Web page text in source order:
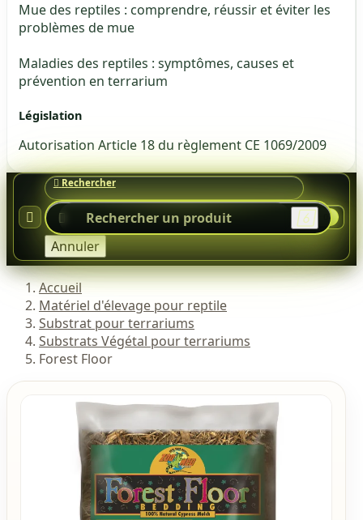
Mue des reptiles : comprendre, réussir et éviter les
problèmes de mue
Maladies des reptiles : symptômes, causes et
prévention en terrarium
Législation
Autorisation Article 18 du règlement CE 1069/2009



Annuler

Accueil
Matériel d'élevage pour reptile
Substrat pour terrariums
Substrats Végétal pour terrariums
Forest Floor